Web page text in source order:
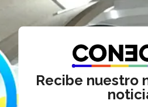
Recibe nuestro